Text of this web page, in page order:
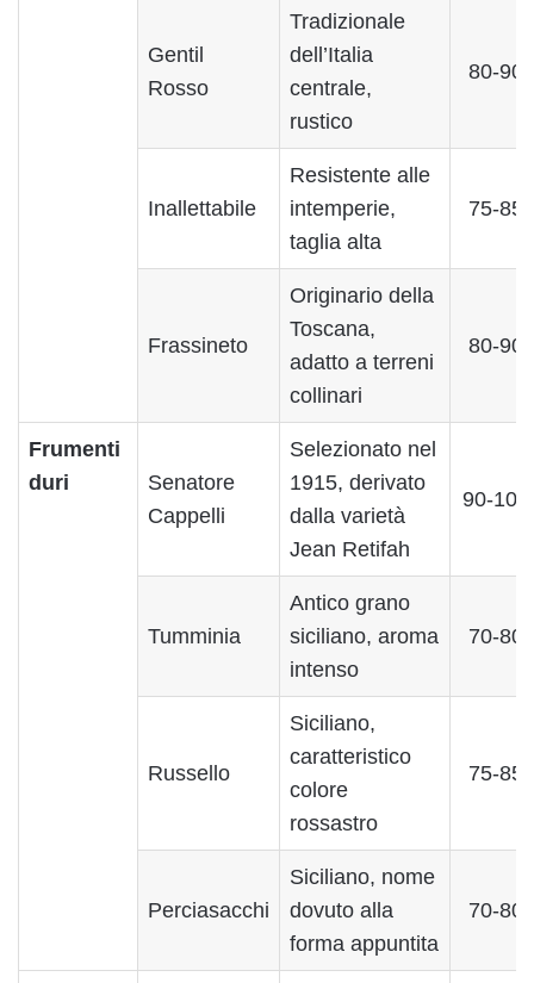
Gentil
Rosso
Tradizionale
dell’Italia
centrale,
rustico
80-90
Inallettabile
Resistente alle
intemperie,
taglia alta
75-85
Frassineto
Originario della
Toscana,
adatto a terreni
collinari
80-90
Frumenti
duri
Senatore
Cappelli
Selezionato nel
1915, derivato
dalla varietà
Jean Retifah
90-100
Tumminia
Antico grano
siciliano, aroma
intenso
70-80
Russello
Siciliano,
caratteristico
colore
rossastro
75-85
Perciasacchi
Siciliano, nome
dovuto alla
forma appuntita
70-80